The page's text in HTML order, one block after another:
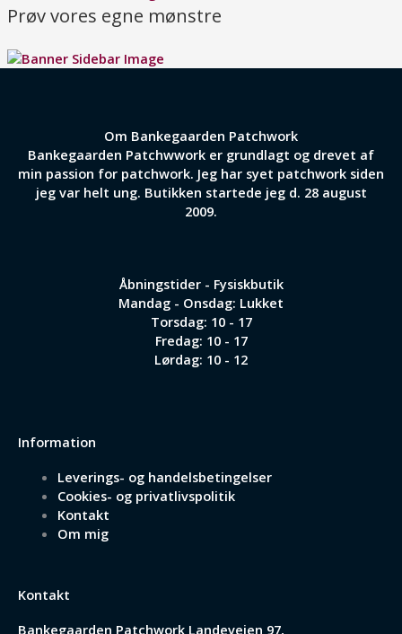
Prøv vores egne mønstre
Om Bankegaarden Patchwork
Bankegaarden Patchwwork er grundlagt og drevet af
min passion for patchwork. Jeg har syet patchwork siden
jeg var helt ung. Butikken startede jeg d. 28 august
2009.
Åbningstider - Fysiskbutik
Mandag - Onsdag: Lukket
Torsdag: 10 - 17
Fredag: 10 - 17
Lørdag: 10 - 12
Information
Leverings- og handelsbetingelser
Cookies- og privatlivspolitik
Kontakt
Om mig
Kontakt
Bankegaarden Patchwork Landevejen 97,